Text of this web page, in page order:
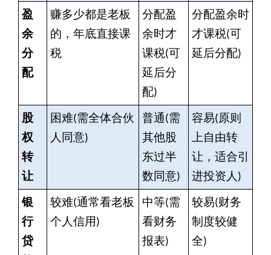
盈
余
分
配
赚多少都是老板
的，年底直接课
税
分配盈
余时才
课税(可
延后分
配)
分配盈余时
才课税(可
延后分配)
股
权
转
让
困难(需全体合伙
人同意)
普通(需
其他股
东过半
数同意)
容易(原则
上自由转
让，适合引
进投资人)
银
行
贷
较难(通常看老板
个人信用)
中等(需
看财务
报表)
较易(财务
制度较健
全)